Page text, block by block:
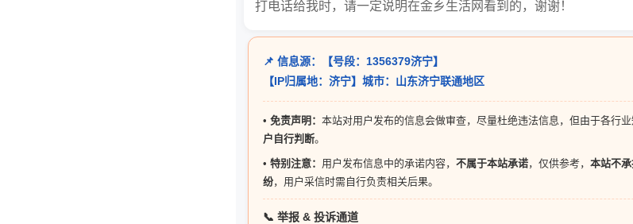
打电话给我时，请一定说明在金乡生活网看到的，谢谢！
📌 信息源：【号段：1356379济宁】
【IP归属地：济宁】城市：山东济宁联通地区
• 免责声明： 本站对用户发布的信息会做审查，尽量杜绝违法信息，但由于各行业
户自行判断。
• 特别注意： 用户发布信息中的承诺内容， 不属于本站承诺，仅供参考， 本站不
纷，用户采信时需自行负责相关后果。
📞 举报 & 投诉通道